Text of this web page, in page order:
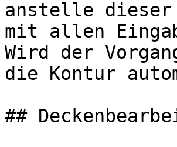
anstelle
mit allen
Wird der
die Kontur
##